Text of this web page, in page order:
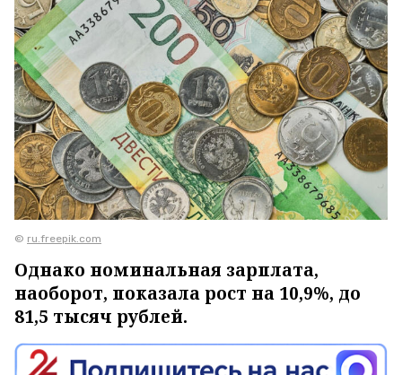
© ru.freepik.com
Однако номинальная зарплата,
наоборот, показала рост на 10,9%, до
81,5 тысяч рублей.